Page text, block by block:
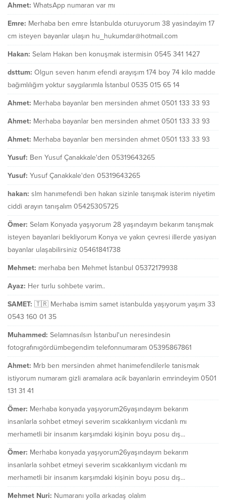
Ahmet: WhatsApp numaran var mı
Emre: Merhaba ben emre İstanbulda oturuyorum 38 yasindayim 17
cm isteyen bayanlar ulaşın hu_hukumdar@hotmail.com
Hakan: Selam Hakan ben konuşmak istermisin 0545 341 1427
dsttum: Olgun seven hanım efendi arayışım 174 boy 74 kilo madde
bağımlılığım yoktur saygılarımla İstanbul 0535 015 65 14
Ahmet: Merhaba bayanlar ben mersinden ahmet 0501 133 33 93
Ahmet: Merhaba bayanlar ben mersinden ahmet 0501 133 33 93
Ahmet: Merhaba bayanlar ben mersinden ahmet 0501 133 33 93
Yusuf: Ben Yusuf Çanakkale'den 05319643265
Yusuf: Yusuf Çanakkale'den 05319643265
hakan: slm hanımefendi ben hakan sizinle tanışmak isterim niyetim
ciddi arayın tanışalım 05425305725
Ömer: Selam Konyada yaşıyorum 28 yaşındayım bekarım tanışmak
isteyen bayanlari bekliyorum Konya ve yakın çevresi illerde yasiyan
bayanlar ulaşabilirsiniz 05461841738
Mehmet: merhaba ben Mehmet İstanbul 05372179938
Ayaz: Her turlu sohbete varim..
SAMET: 🇹🇷 Merhaba ismim samet istanbulda yaşıyorum yaşım 33
0543 160 01 35
Muhammed: Selamnasılsın İstanbul'un neresindesin
fotografınıgördümbegendim telefonnumaram 05395867861
Ahmet: Mrb ben mersinden ahmet hanimefendilerle tanismak
istiyorum numaram gizli aramalara acik bayanlarin emrindeyim 0501
131 31 41
Ömer: Merhaba konyada yaşıyorum26yaşındayım bekarım
insanlarla sohbet etmeyi severim sıcakkanlıyım vicdanlı mı
merhametli bir insanım karşımdaki kişinin boyu posu dış...
Ömer: Merhaba konyada yaşıyorum26yaşındayım bekarım
insanlarla sohbet etmeyi severim sıcakkanlıyım vicdanlı mı
merhametli bir insanım karşımdaki kişinin boyu posu dış...
Mehmet Nuri: Numaranı yolla arkadaş olalım